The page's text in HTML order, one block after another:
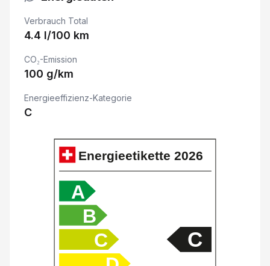
Spurverlassenswarnung
Adaptive Geschwindigkeitsregelung ACC
Fahrersitz 6-fach verstellbar
Spurwechselassistent
Apple Car Play/ Android Auto
Seitenairbag Fahrer und Beifahrerseite
Verbrauch Total
4.4 l/100 km
CO₂-Emission
100 g/km
Energieeffizienz-Kategorie
C
A
B
C
Energieetikette 2026
C